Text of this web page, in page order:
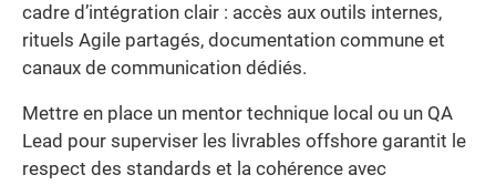
cadre d’intégration clair : accès aux outils internes,
rituels Agile partagés, documentation commune et
canaux de communication dédiés.
Mettre en place un mentor technique local ou un QA
Lead pour superviser les livrables offshore garantit le
respect des standards et la cohérence avec